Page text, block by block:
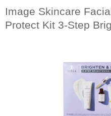
Image Skincare
Protect Kit 3-Step